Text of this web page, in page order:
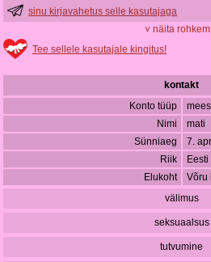
sinu kirjavahetus selle kasutajaga
˅ näita
Tee sellele kasutajale kingitus!
kontakt
Konto tüüp
mees
Nimi
mati
Sünniaeg
7.
Riik
Eesti
Elukoht
Võru
välimus
seksuaalsus
tutvumine